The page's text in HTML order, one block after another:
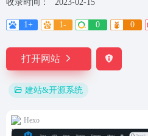
收录时间：
2023-02-15
1+ 1- 0 0
打开网站
建站&开源系统
Hexo